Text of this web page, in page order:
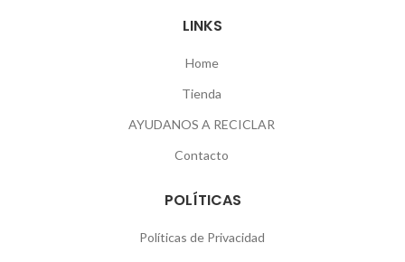
LINKS
Home
Tienda
AYUDANOS A RECICLAR
Contacto
POLÍTICAS
Políticas de Privacidad